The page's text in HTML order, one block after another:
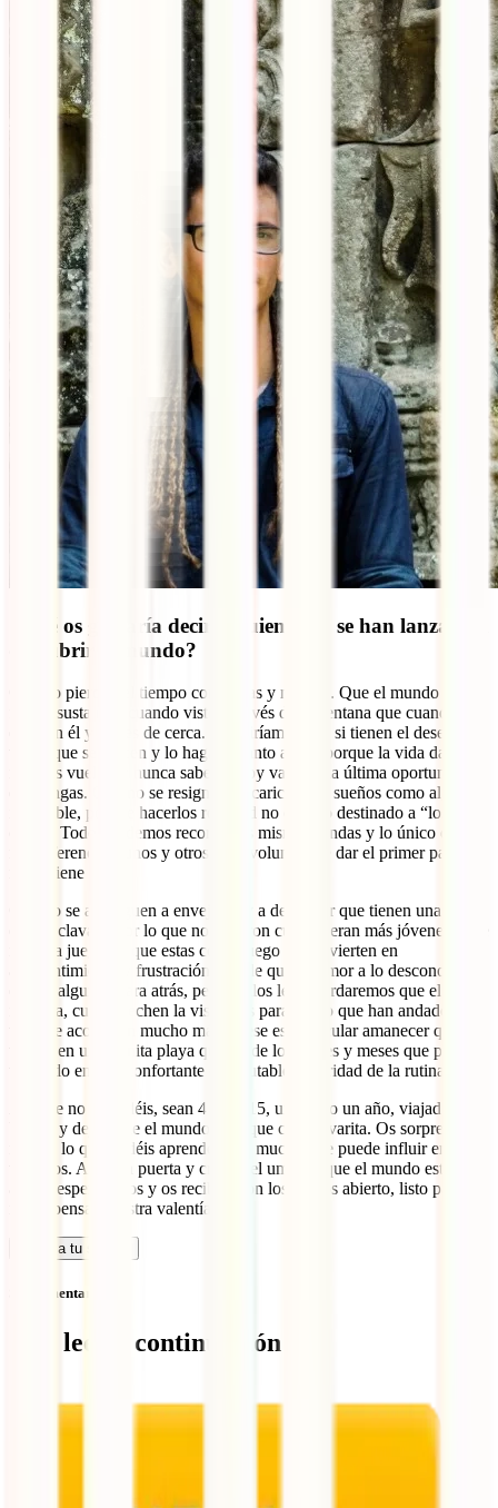
¿Qué os gustaría decir a quienes no se han lanzado a
descubrir el mundo?
Que no pierdan el tiempo con dudas y miedos. Que el mundo de ahí
fuera asusta más cuando visto a través de la ventana que cuando
estás en él y lo ves de cerca. Les diríamos que si tienen el deseo de
viajar que se lancen y lo hagan cuanto antes, porque la vida da
muchas vueltas y nunca sabes si hoy va a ser la última oportunidad
que tengas. Que no se resignen a acariciar sus sueños como algo
imposible, porque hacerlos realidad no es algo destinado a “los
otros”. Todos podemos recorrer las mismas sendas y lo único que
nos diferencia a unos y otros es la voluntad de dar el primer paso. El
resto viene solo.
Que no se arriesguen a envejecer y a descubrir que tienen una
espina clavada por lo que no hicieron cuando eran más jóvenes. Que
no se la jueguen, que estas cosas luego se convierten en
arrepentimiento y frustración. Puede que el temor a lo desconocido
eche a algunos para atrás, pero a ellos les recordaremos que el día de
mañana, cuando echen la visa atrás para ver lo que han andado en la
vida, se acordarán mucho más de ese espectacular amanecer que
vieron en una bonita playa que no de los meses y meses que pasaron
viviendo en la reconfortante e inmutable seguridad de la rutina.
Así que no lo dudéis, sean 4 días, 15, un mes o un año, viajad.
Viajad y dejad que el mundo os toque con su varita. Os sorprenderá
mucho lo que podéis aprender y lo mucho que puede influir en
vosotros. Abrid la puerta y cruzad el umbral, que el mundo está allí
afuera esperándoos y os recibirá con los brazos abierto, listo para
recompensar vuestra valentía.
Calcula tu seguro
Sin comentarios
Qué leer a continuación